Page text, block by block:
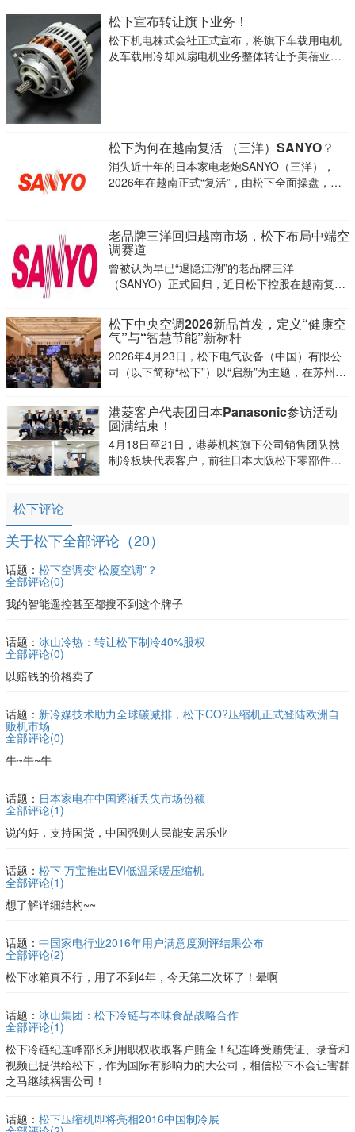
松下宣布转让旗下业务！
松下机电株式会社正式宣布，将旗下车载用电机
及车载用冷却风扇电机业务整体转让予美蓓亚三
松下为何在越南复活 （三洋）SANYO？
消失近十年的日本家电老炮SANYO（三洋），
2026年在越南正式“复活”，由松下全面操盘，首
老品牌三洋回归越南市场，松下布局中端空
调赛道
曾被认为早已“退隐江湖”的老品牌三洋
（SANYO）正式回归，近日松下控股在越南复活
品牌约十年来的首次正式复活。
松下中央空调2026新品首发，定义“健康空
气”与“智慧节能”新标杆
2026年4月23日，松下电气设备（中国）有限公
司（以下简称“松下”）以“启新”为主题，在苏州举
大会邀请松下中央空调经销商伙伴共聚一堂，以
同心聚力之势共话行业未来，打造了一场兼具技
术深度与市场价
港菱客户代表团日本Panasonic参访活动
圆满结束！
4月18日至21日，港菱机构旗下公司销售团队携
制冷板块代表客户，前往日本大阪松下零部件事
松下评论
关于松下全部评论（20）
话题： 松下空调变“松厦空调”？
全部评论(0)
我的智能遥控甚至都搜不到这个牌子
话题： 冰山冷热：转让松下制冷40%股权
全部评论(0)
以赔钱的价格卖了
话题： 新冷媒技术助力全球碳减排，松下CO?压缩机正式登陆欧洲自
贩机市场
全部评论(0)
牛~牛~牛
话题： 日本家电在中国逐渐丢失市场份额
全部评论(1)
说的好，支持国货，中国强则人民能安居乐业
话题： 松下·万宝推出EVI低温采暖压缩机
全部评论(1)
想了解详细结构~~
话题： 中国家电行业2016年用户满意度测评结果公布
全部评论(2)
松下冰箱真不行，用了不到4年，今天第二次坏了！晕啊
话题： 冰山集团：松下冷链与本味食品战略合作
全部评论(1)
松下冷链纪连峰部长利用职权收取客户贿金！纪连峰受贿凭证、录音和
视频已提供给松下，作为国际有影响力的大公司，相信松下不会让害群
之马继续祸害公司！
话题： 松下压缩机即将亮相2016中国制冷展